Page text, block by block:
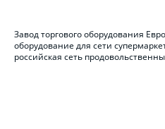
Завод торгового оборудования
оборудование для сети
российская сеть